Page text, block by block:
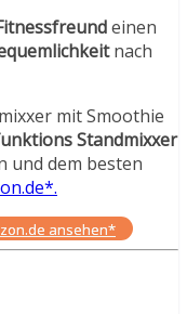
einen
nach
mit Smoothie
Standmixxer
und dem besten
ansehen*